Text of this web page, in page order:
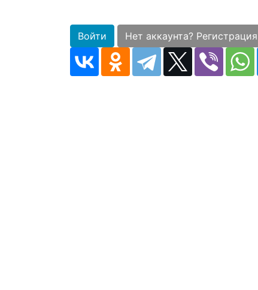
Войти Нет аккаунта? Регистрация